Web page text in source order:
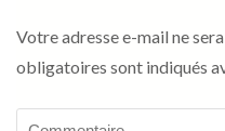
Votre adresse e-mail ne
obligatoires sont indiqués
Commentaire